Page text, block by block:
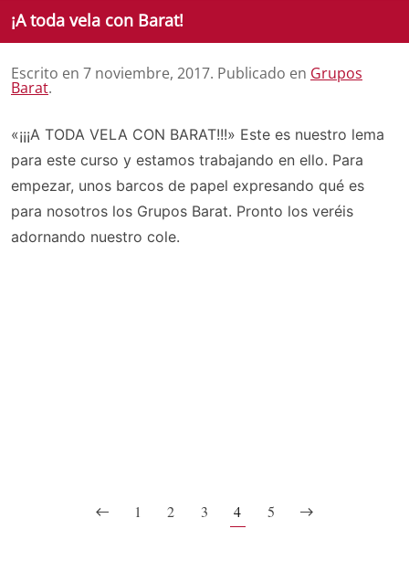
¡A toda vela con Barat!
Escrito en 7 noviembre, 2017. Publicado en Grupos
Barat.
«¡¡¡A TODA VELA CON BARAT!!!» Este es nuestro lema
para este curso y estamos trabajando en ello. Para
empezar, unos barcos de papel expresando qué es
para nosotros los Grupos Barat. Pronto los veréis
adornando nuestro cole.
1 2 3 4 5